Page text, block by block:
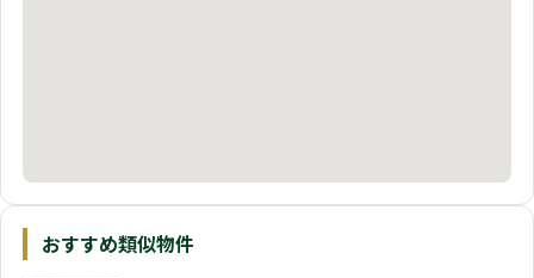
おすすめ類似物件